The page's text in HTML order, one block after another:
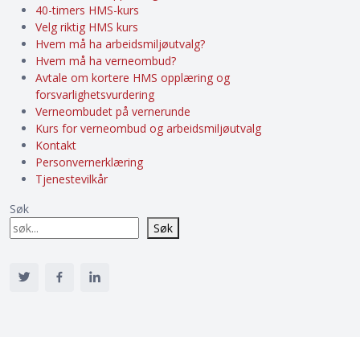
40-timers HMS-kurs
Velg riktig HMS kurs
Hvem må ha arbeidsmiljøutvalg?
Hvem må ha verneombud?
Avtale om kortere HMS opplæring og
forsvarlighetsvurdering
Verneombudet på vernerunde
Kurs for verneombud og arbeidsmiljøutvalg
Kontakt
Personvernerklæring
Tjenestevilkår
Søk
Søk